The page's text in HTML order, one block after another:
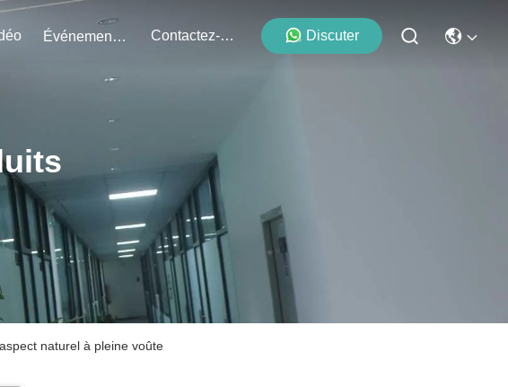
Événements Contactez-Nous Discuter
naturel à pleine voûte